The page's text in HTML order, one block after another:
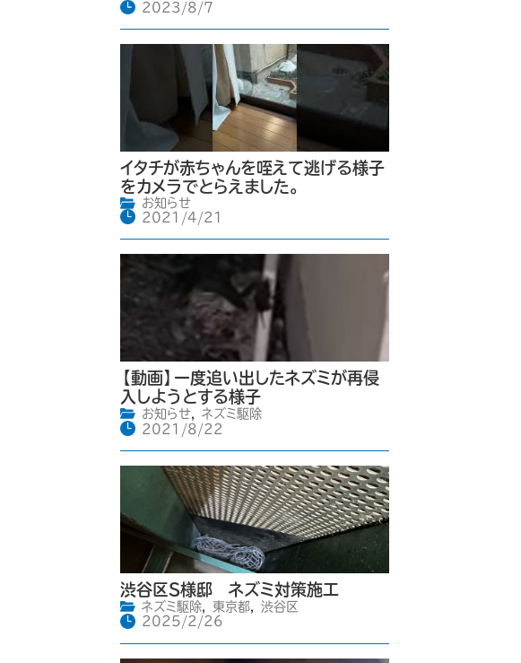
2023/8/7
イタチが赤ちゃんを咥えて逃げる様子
をカメラでとらえました。
お知らせ
2021/4/21
【動画】一度追い出したネズミが再侵
入しようとする様子
お知らせ,
ネズミ駆除
2021/8/22
渋谷区S様邸 ネズミ対策施工
ネズミ駆除, 東京都,
渋谷区
2025/2/26